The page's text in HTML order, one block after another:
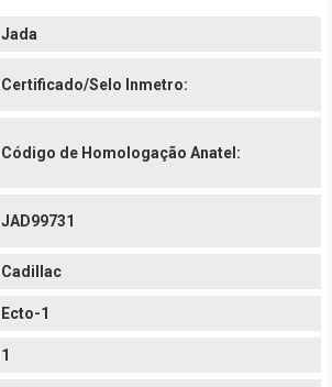
Jada
Certificado/Selo Inmetro:
Código de Homologação Anatel:
JAD99731
Cadillac
Ecto-1
1